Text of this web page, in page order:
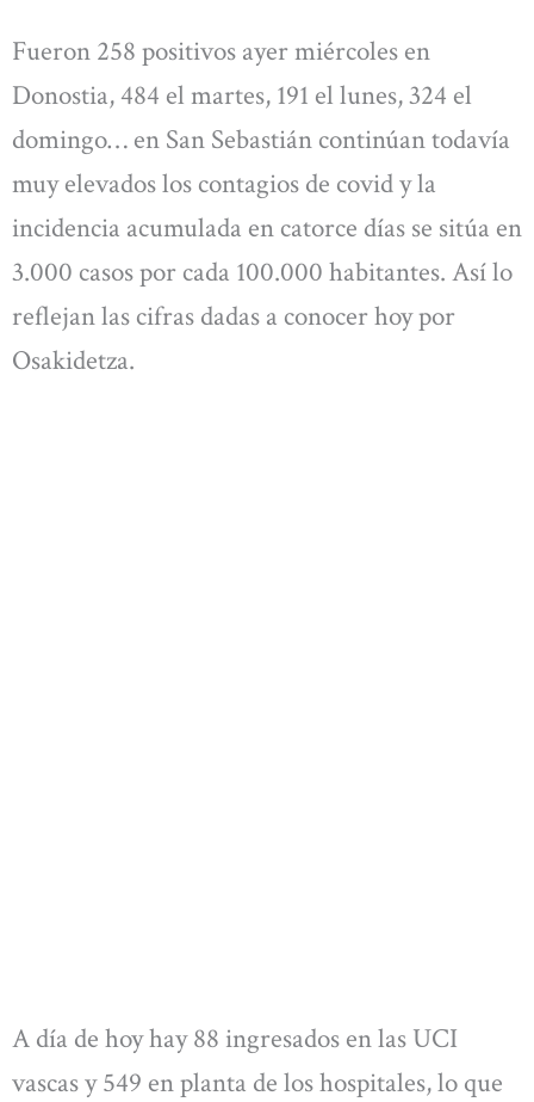
Fueron 258 positivos ayer miércoles en
Donostia, 484 el martes, 191 el lunes, 324 el
domingo… en San Sebastián continúan todavía
muy elevados los contagios de covid y la
incidencia acumulada en catorce días se sitúa en
3.000 casos por cada 100.000 habitantes. Así lo
reflejan las cifras dadas a conocer hoy por
Osakidetza.
A día de hoy hay 88 ingresados en las UCI
vascas y 549 en planta de los hospitales, lo que